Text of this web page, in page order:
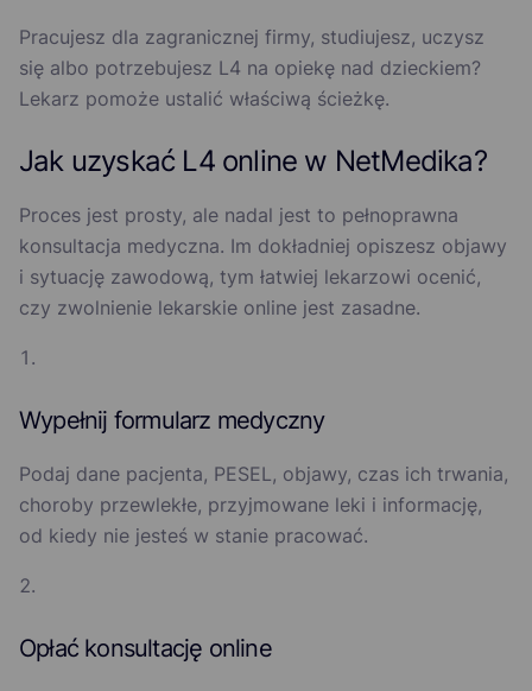
Pracujesz dla zagranicznej firmy, studiujesz, uczysz
się albo potrzebujesz L4 na opiekę nad dzieckiem?
Lekarz pomoże ustalić właściwą ścieżkę.
Jak uzyskać L4 online w NetMedika?
Proces jest prosty, ale nadal jest to pełnoprawna
konsultacja medyczna. Im dokładniej opiszesz objawy
i sytuację zawodową, tym łatwiej lekarzowi ocenić,
czy zwolnienie lekarskie online jest zasadne.
Wypełnij formularz medyczny
Podaj dane pacjenta, PESEL, objawy, czas ich trwania,
choroby przewlekłe, przyjmowane leki i informację,
od kiedy nie jesteś w stanie pracować.
Opłać konsultację online